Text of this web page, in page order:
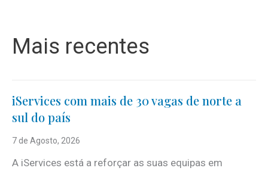
Mais recentes
iServices com mais de 30 vagas de norte a
sul do país
7 de Agosto, 2026
A iServices está a reforçar as suas equipas em